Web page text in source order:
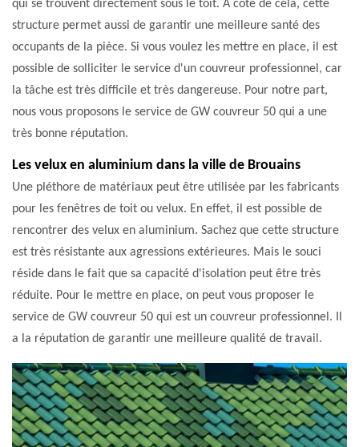
qui se trouvent directement sous le toit. À côté de cela, cette
structure permet aussi de garantir une meilleure santé des
occupants de la pièce. Si vous voulez les mettre en place, il est
possible de solliciter le service d'un couvreur professionnel, car
la tâche est très difficile et très dangereuse. Pour notre part,
nous vous proposons le service de GW couvreur 50 qui a une
très bonne réputation.
Les velux en aluminium dans la ville de Brouains
Une pléthore de matériaux peut être utilisée par les fabricants
pour les fenêtres de toit ou velux. En effet, il est possible de
rencontrer des velux en aluminium. Sachez que cette structure
est très résistante aux agressions extérieures. Mais le souci
réside dans le fait que sa capacité d'isolation peut être très
réduite. Pour le mettre en place, on peut vous proposer le
service de GW couvreur 50 qui est un couvreur professionnel. Il
a la réputation de garantir une meilleure qualité de travail.